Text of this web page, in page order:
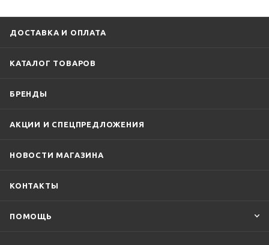
ДОСТАВКА И ОПЛАТА
КАТАЛОГ ТОВАРОВ
БРЕНДЫ
АКЦИИ И СПЕЦПРЕДЛОЖЕНИЯ
НОВОСТИ МАГАЗИНА
КОНТАКТЫ
ПОМОЩЬ